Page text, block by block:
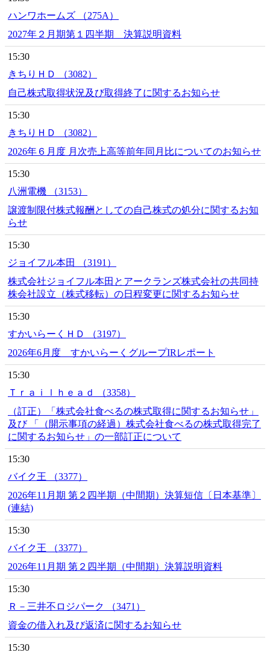
ハンワホームズ （275A）
2027年２月期第１四半期 決算説明資料
15:30
きちりＨＤ （3082）
自己株式取得状況及び取得終了に関するお知らせ
15:30
きちりＨＤ （3082）
2026年６月度 月次売上高等前年同月比についてのお知らせ
15:30
八洲電機 （3153）
譲渡制限付株式報酬としての自己株式の処分に関するお知
らせ
15:30
ジョイフル本田 （3191）
株式会社ジョイフル本田とアークランズ株式会社の共同持
株会社設立（株式移転）の日程変更に関するお知らせ
15:30
すかいらーくＨＤ （3197）
2026年6月度 すかいらーくグループIRレポート
15:30
Ｔｒａｉｌｈｅａｄ （3358）
（訂正）「株式会社食べるの株式取得に関するお知らせ」
及び 「（開示事項の経過）株式会社食べるの株式取得完了
に関するお知らせ」の一部訂正について
15:30
バイク王 （3377）
2026年11月期 第２四半期（中間期）決算短信〔日本基準〕
(連結)
15:30
バイク王 （3377）
2026年11月期 第２四半期（中間期）決算説明資料
15:30
Ｒ－三井不ロジパーク （3471）
資金の借入れ及び返済に関するお知らせ
15:30